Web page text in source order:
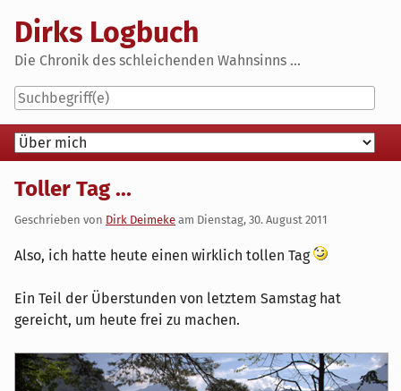
content
Dirks Logbuch
Die Chronik des schleichenden Wahnsinns ...
Navigation
Toller Tag ...
Geschrieben von Dirk Deimeke am Dienstag, 30. August 2011
Also, ich hatte heute einen wirklich tollen Tag
Ein Teil der Überstunden von letztem Samstag hat
gereicht, um heute frei zu machen.